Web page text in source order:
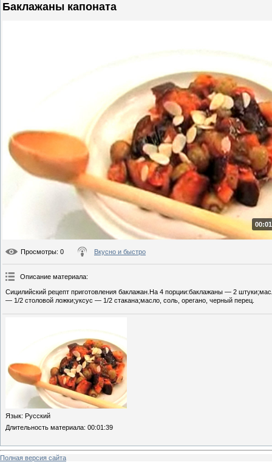
Баклажаны капоната
Просмотры: 0 Вкусно и быстро
Описание материала:
Сицилийский рецепт приготовления баклажан.На 4 порции:баклажаны — 2
— 1/2 столовой ложки;уксус — 1/2 стакана;масло, соль, орегано, черный перец.
Язык: Русский
Длительность материала: 00:01:39
Полная версия сайта